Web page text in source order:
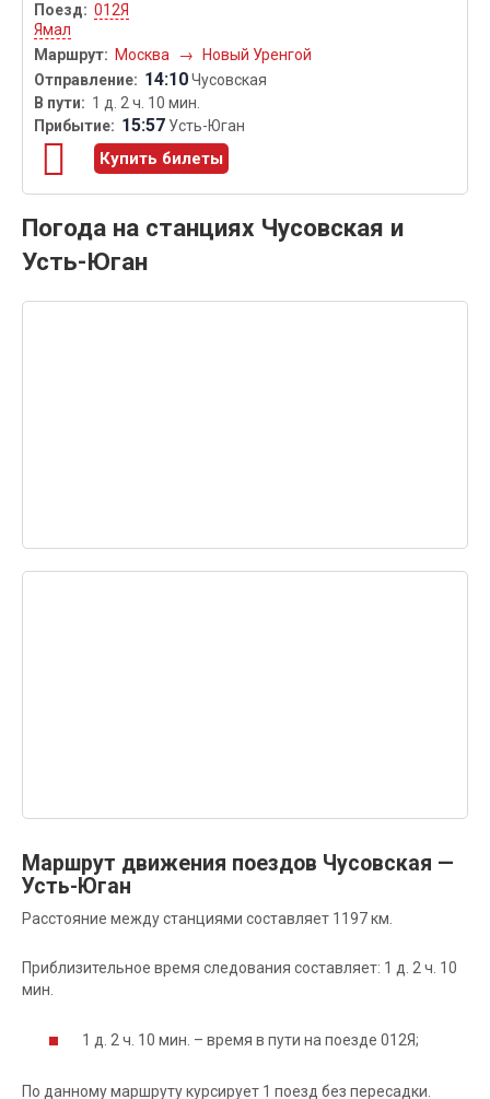
012Я
Ямал
Москва
→ Новый Уренгой
14:10Чусовская
1 д. 2 ч. 10 мин.
15:57 Усть-Юган
Купить билеты
Погода на станциях Чусовская и
Усть-Юган
Маршрут движения поездов Чусовская —
Усть-Юган
Расстояние между станциями составляет 1197 км.
Приблизительное время следования составляет: 1 д. 2 ч. 10
мин.
1 д. 2 ч. 10 мин. – время в пути на поезде 012Я;
По данному маршруту курсирует 1 поезд без пересадки.